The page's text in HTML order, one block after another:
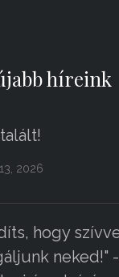
híreink
2026
hogy
neked!" -